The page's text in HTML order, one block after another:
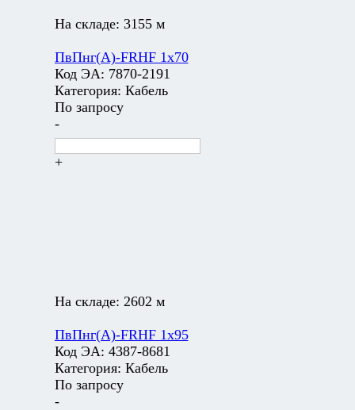
На складе: 3155 м
ПвПнг(А)-FRHF 1х70
Код ЭА: 7870-2191
Категория: Кабель
По запросу
-
+
На складе: 2602 м
ПвПнг(А)-FRHF 1х95
Код ЭА: 4387-8681
Категория: Кабель
По запросу
-